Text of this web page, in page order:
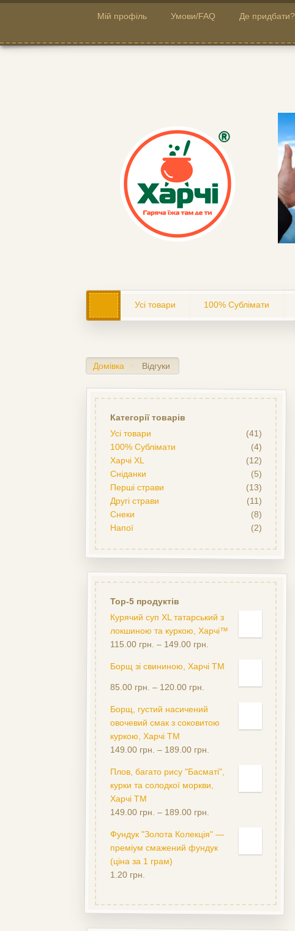
Мій профіль Умови/FAQ Де придбати?
Усі товари 100% Сублімати
Домівка > Відгуки
Категорії товарів
Усі товари
(41)
100% Сублімати
(4)
Харчі XL
(12)
Сніданки
(5)
Перші страви
(13)
Другі страви
(11)
Снеки
(8)
Напої
(2)
Top-5 продуктів
Курячий суп XL татарський з
локшиною та куркою, Харчі™
115.00 грн. – 149.00 грн.
Борщ зі свининою, Харчі ТМ
Оцінено
5
85.00 грн. – 120.00 грн.
Борщ, густий насичений
овочевий смак з соковитою
куркою, Харчі ТМ
149.00 грн. – 189.00 грн.
Плов, багато рису "Басматі",
курки та солодкої моркви,
Харчі ТМ
149.00 грн. – 189.00 грн.
Фундук "Золота Колекція" —
преміум смажений фундук
(ціна за 1 грам)
1.20 грн.